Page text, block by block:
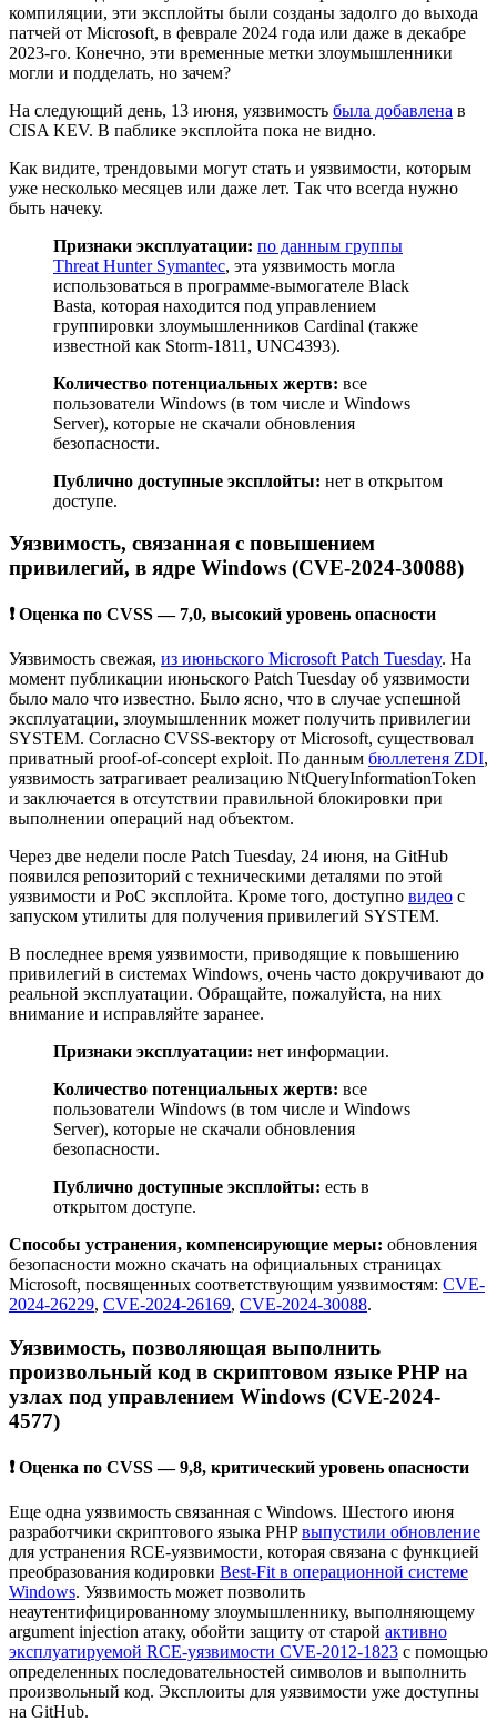
компиляции, эти эксплойты были созданы задолго до выхода
патчей от Microsoft, в феврале 2024 года или даже в декабре
2023-го. Конечно, эти временные метки злоумышленники
могли и подделать, но зачем?
На следующий день, 13 июня, уязвимость была добавлена в
CISA KEV. В паблике эксплойта пока не видно.
Как видите, трендовыми могут стать и уязвимости, которым
уже несколько месяцев или даже лет. Так что всегда нужно
быть начеку.
Признаки эксплуатации: по данным группы
Threat Hunter Symantec, эта уязвимость могла
использоваться в программе-вымогателе Black
Basta, которая находится под управлением
группировки злоумышленников Cardinal (также
известной как Storm-1811, UNC4393).
Количество потенциальных жертв: все
пользователи Windows (в том числе и Windows
Server), которые не скачали обновления
безопасности.
Публично доступные эксплойты: нет в открытом
доступе.
Уязвимость, связанная с повышением
привилегий, в ядре Windows (CVE-2024-30088)
❗ Оценка по CVSS — 7,0, высокий уровень опасности
Уязвимость свежая, из июньского Microsoft Patch Tuesday. На
момент публикации июньского Patch Tuesday об уязвимости
было мало что известно. Было ясно, что в случае успешной
эксплуатации, злоумышленник может получить привилегии
SYSTEM. Согласно CVSS-вектору от Microsoft, существовал
приватный proof-of-concept exploit. По данным бюллетеня ZDI,
уязвимость затрагивает реализацию NtQueryInformationToken
и заключается в отсутствии правильной блокировки при
выполнении операций над объектом.
Через две недели после Patch Tuesday, 24 июня, на GitHub
появился репозиторий с техническими деталями по этой
уязвимости и PoC эксплойта. Кроме того, доступно видео с
запуском утилиты для получения привилегий SYSTEM.
В последнее время уязвимости, приводящие к повышению
привилегий в системах Windows, очень часто докручивают до
реальной эксплуатации. Обращайте, пожалуйста, на них
внимание и исправляйте заранее.
Признаки эксплуатации: нет информации.
Количество потенциальных жертв: все
пользователи Windows (в том числе и Windows
Server), которые не скачали обновления
безопасности.
Публично доступные эксплойты: есть в
открытом доступе.
Способы устранения, компенсирующие меры: обновления
безопасности можно скачать на официальных страницах
Microsoft, посвященных соответствующим уязвимостям: CVE-
2024-26229, CVE-2024-26169, CVE-2024-30088.
Уязвимость, позволяющая выполнить
произвольный код в скриптовом языке PHP на
узлах под управлением Windows (CVE-2024-
4577)
❗ Оценка по CVSS — 9,8, критический уровень опасности
Еще одна уязвимость связанная с Windows. Шестого июня
разработчики скриптового языка PHPвыпустили обновление
для устранения RCE-уязвимости, которая связана с функцией
преобразования кодировки Best-Fit в операционной системе
Windows. Уязвимость может позволить
неаутентифицированному злоумышленнику, выполняющему
argument injection атаку, обойти защиту от старой активно
эксплуатируемой RCE-уязвимости CVE-2012-1823 с помощью
определенных последовательностей символов и выполнить
произвольный код. Эксплоиты для уязвимости уже доступны
на GitHub.